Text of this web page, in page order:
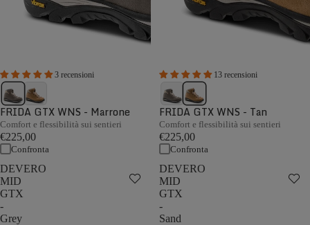
3 recensioni
FRIDA GTX WNS - Marrone
Comfort e flessibilità sui sentieri
€225,00
Confronta
13 recensioni
FRIDA GTX WNS - Tan
Comfort e flessibilità sui sentieri
€225,00
Confronta
DEVERO
MID
GTX
-
Grey
DEVERO
MID
GTX
-
Sand